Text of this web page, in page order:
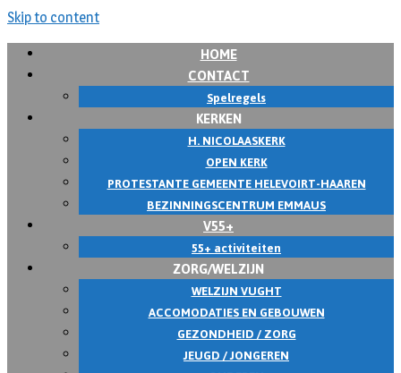
Skip to content
HOME
CONTACT
Spelregels
KERKEN
H. NICOLAASKERK
OPEN KERK
PROTESTANTE GEMEENTE HELEVOIRT-HAAREN
BEZINNINGSCENTRUM EMMAUS
V55+
55+ activiteiten
ZORG/WELZIJN
WELZIJN VUGHT
ACCOMODATIES EN GEBOUWEN
GEZONDHEID / ZORG
JEUGD / JONGEREN